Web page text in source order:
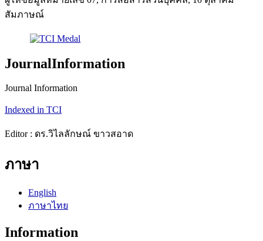
สัมภาษณ์
JournalInformation
Journal Information
Indexed in TCI
Editor : ดร.วิไลลักษณ์ ขาวสอาด
ภาษา
English
ภาษาไทย
Information